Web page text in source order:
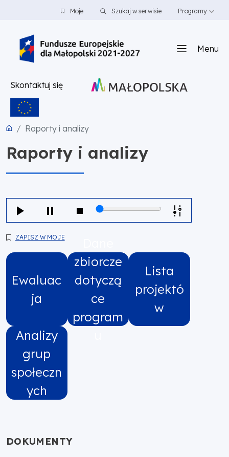
PRZEJDŹ DO TREŚCI
PRZEJDŹ DO MENUMoje Szukaj w serwisie Programy
Menu
Skontaktuj się
Raporty i analizy
Raporty i analizy
ZAPISZ W MOJE
Ewaluac
ja
zbiorcze
dotyczą
ce
program
Lista
projektó
w
Analizy
grup
społeczn
ych
DOKUMENTY